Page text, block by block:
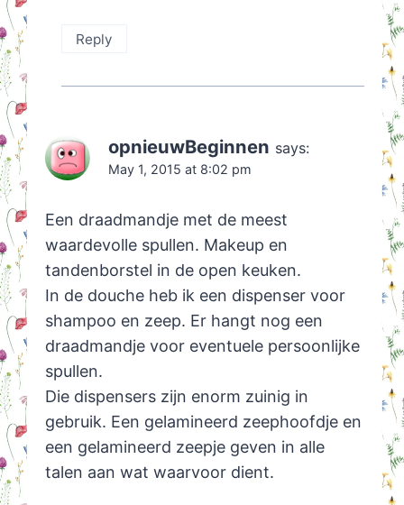
Reply
opnieuwBeginnen says:
May 1, 2015 at 8:02 pm
Een draadmandje met de meest
waardevolle spullen. Makeup en
tandenborstel in de open keuken.
In de douche heb ik een dispenser voor
shampoo en zeep. Er hangt nog een
draadmandje voor eventuele persoonlijke
spullen.
Die dispensers zijn enorm zuinig in
gebruik. Een gelamineerd zeephoofdje en
een gelamineerd zeepje geven in alle
talen aan wat waarvoor dient.